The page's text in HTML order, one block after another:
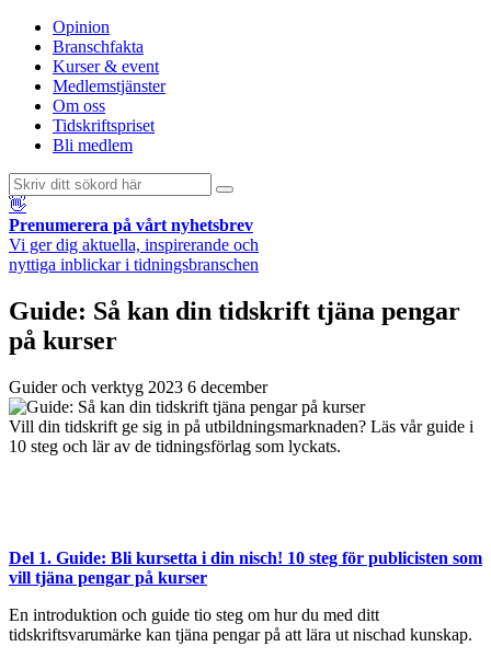
Opinion
Branschfakta
Kurser & event
Medlemstjänster
Om oss
Tidskriftspriset
Bli medlem
👋
Prenumerera på vårt nyhetsbrev
Vi ger dig aktuella, inspirerande och
nyttiga inblickar i tidningsbranschen
Guide: Så kan din tidskrift tjäna pengar
på kurser
Guider och verktyg 2023 6 december
Vill din tidskrift ge sig in på utbildningsmarknaden? Läs vår guide i
10 steg och lär av de tidningsförlag som lyckats.
Del 1. Guide: Bli kursetta i din nisch! 10 steg för publicisten som
vill tjäna pengar på kurser
En introduktion och guide tio steg om hur du med ditt
tidskriftsvarumärke kan tjäna pengar på att lära ut nischad kunskap.